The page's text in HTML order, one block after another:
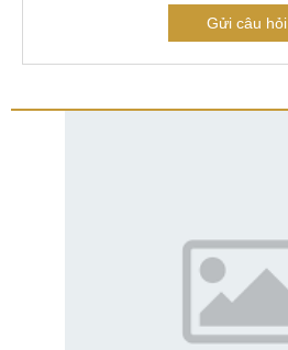
Gửi câu hỏi